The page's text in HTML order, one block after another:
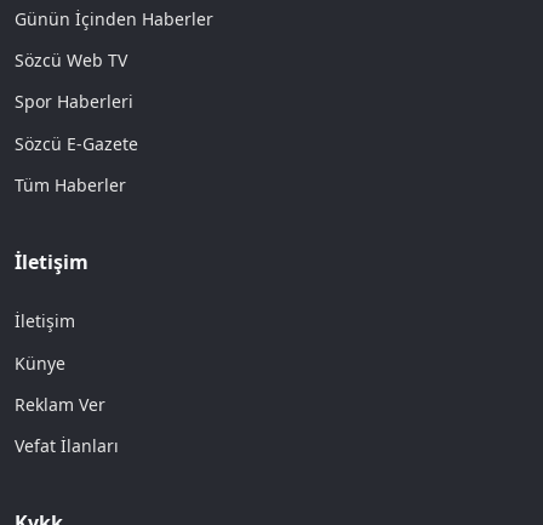
Günün İçinden Haberler
Sözcü Web TV
Spor Haberleri
Sözcü E-Gazete
Tüm Haberler
İletişim
İletişim
Künye
Reklam Ver
Vefat İlanları